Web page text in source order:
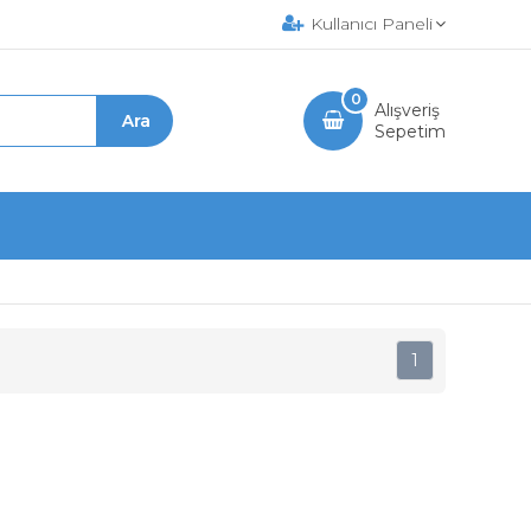
Kullanıcı Paneli
Alışveriş
Sepetim
0
1